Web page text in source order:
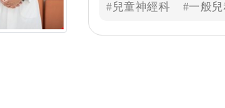
更多兒童的健康把關。
#兒童神經科 #一般